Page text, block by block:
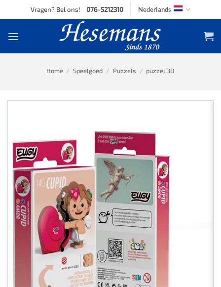
to
Vragen? Bel ons! 076-5212310 Nederlands
Home / Speelgoed / Puzzels / puzzel 3D